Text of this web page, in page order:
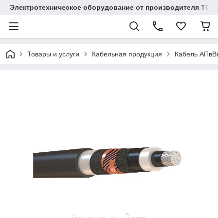
Электротехническое оборудование от производителя TOO
Товары и услуги Кабельная продукция Кабель